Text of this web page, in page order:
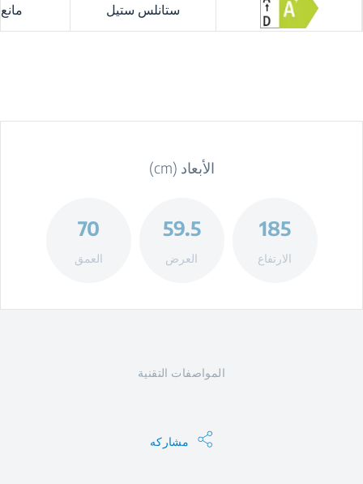
ستانلس ستيل
الأبعاد (cm)
185
الارتفاع
59.5
العرض
70
العمق
المواصفات التقنية
مشاركه